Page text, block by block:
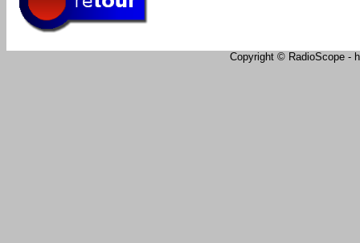
Copyright © RadioScope -